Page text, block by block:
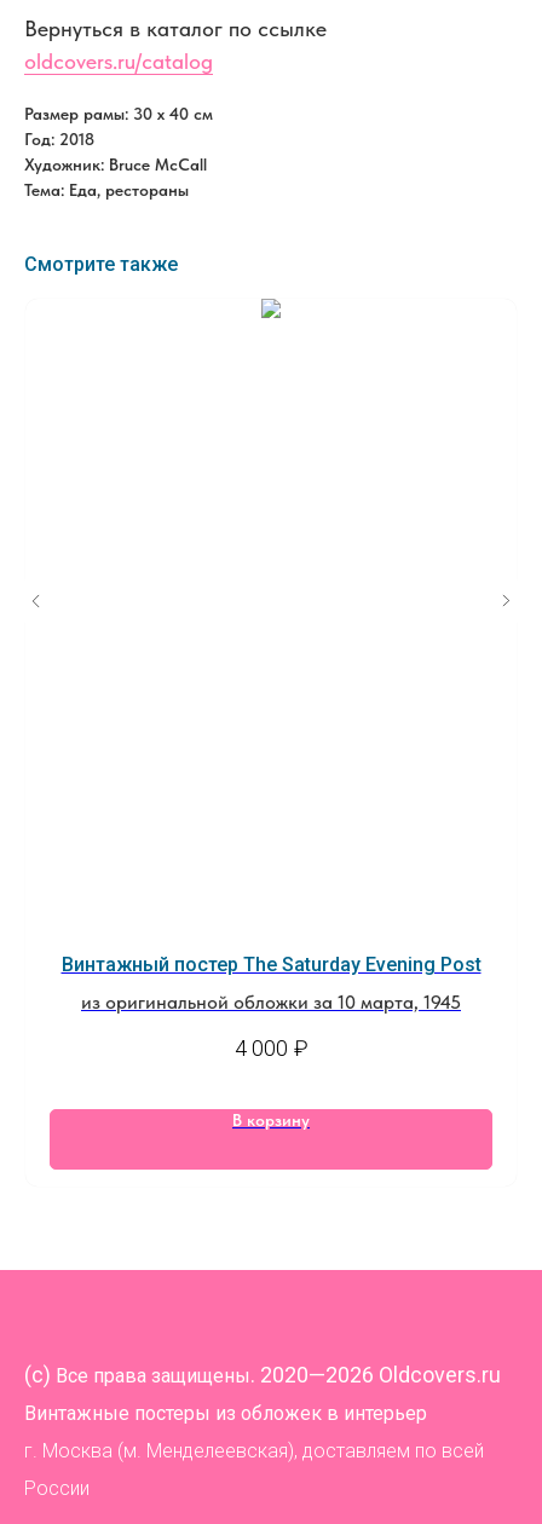
Вернуться в каталог по ссылке
oldcovers.ru/catalog
Размер рамы: 30 x 40 см
Год: 2018
Художник: Bruce McCall
Тема: Еда, рестораны
Смотрите также
Винтажный постер The Saturday Evening Post
из оригинальной обложки за 10 марта, 1945
4 000 ₽
В корзину
(c) Все права защищены. 2020—2026 Oldcovers.ru
Винтажные постеры из обложек в интерьер
г. Москва (м. Менделеевская), доставляем по всей
России